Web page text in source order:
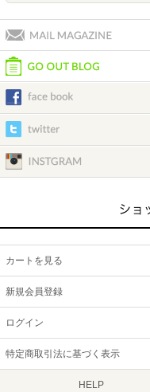
カートを見る
新規会員登録
ログイン
特定商取引法に基づく表示
HELP